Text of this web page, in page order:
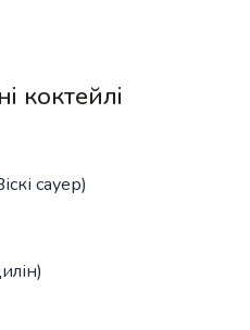
коктейлі
сауер)